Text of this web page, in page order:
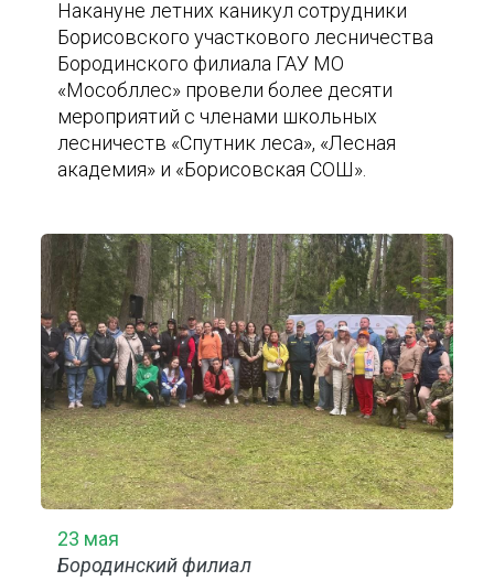
Накануне летних каникул сотрудники
Борисовского участкового лесничества
Бородинского филиала ГАУ МО
«Мособллес» провели более десяти
мероприятий с членами школьных
лесничеств «Спутник леса», «Лесная
академия» и «Борисовская СОШ».
23 мая
Бородинский филиал